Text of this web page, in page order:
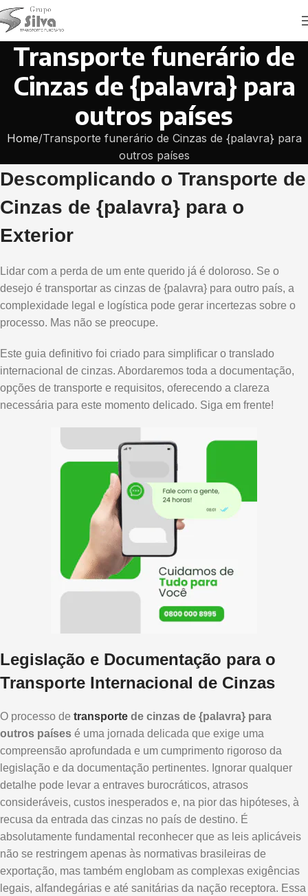
Transporte funerário de
Cinzas de {palavra} para
outros países
Home Transporte funerário de Cinzas de {palavra} para
outros países
Descomplicando o Transporte de
Cinzas de {palavra} para o
Exterior
Lidar com a perda de um ente querido já é doloroso. Se o
desejo é transportar as cinzas de {palavra} para outro país, a
complexidade legal e logística pode gerar incertezas sobre o
processo. Mas não se preocupe.
Este guia definitivo foi criado para simplificar o translado
internacional de cinzas. Abordaremos toda a documentação,
opções de transporte e requisitos, oferecendo a clareza
necessária para este momento delicado. Siga em frente!
Legislação e Documentação para o
Transporte Internacional de Cinzas
O processo de transporte de cinzas de {palavra} para
outros países é uma jornada delicada que exige uma
compreensão aprofundada e um cumprimento rigoroso da
legislação e da documentação pertinentes. Ignorar qualquer
detalhe pode levar a entraves burocráticos, atrasos
consideráveis, custos inesperados e, na pior das hipóteses, à
recusa da entrada das cinzas no país de destino. É
absolutamente fundamental reconhecer que as leis aplicáveis
não se restringem apenas às normativas brasileiras de
exportação, mas também englobam as complexas exigências
legais, alfandegárias e até sanitárias da nação receptora. Essa